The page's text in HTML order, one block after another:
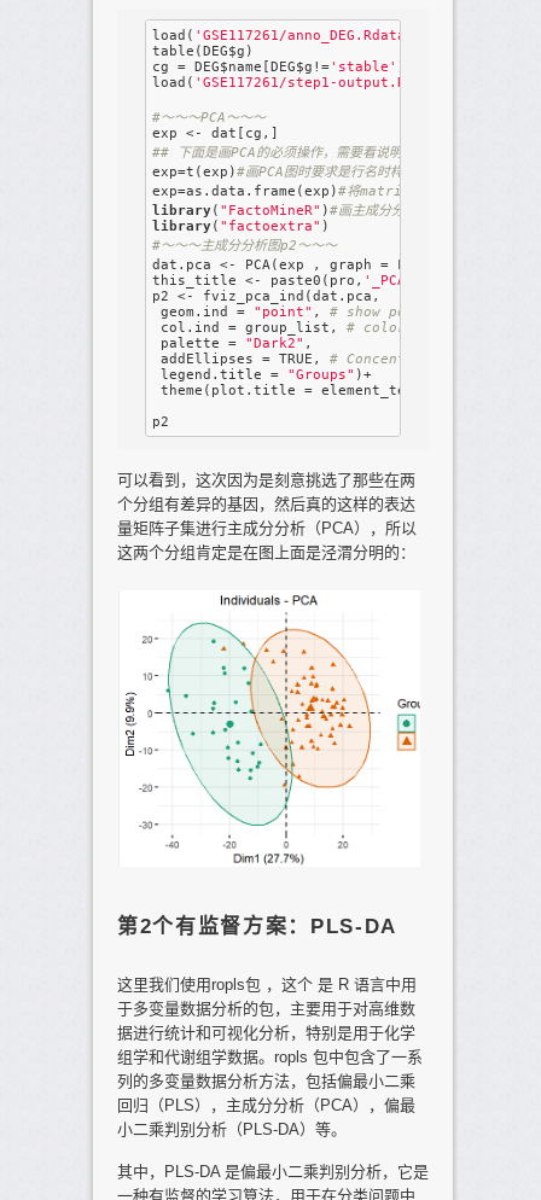
load( 'GSE117261/anno_DEG.Rdata'
table(DEG$g)
cg = DEG$name[DEG$g!='stable' ]
load( 'GSE117261/step1-output.Rdata'
#～～～PCA～～～
## 下面是画PCA的必须操作，需要看说明书。
exp=t(exp)#画PCA图时要求是行名时样本名，列名时探针名
exp=as.data.frame(exp)#将matrix转换为
library( "FactoMineR" )#画主成分分析图需要加载这两个包
library( "factoextra"
#～～～主成分分析图p2～～～
dat.pca <- PCA(exp , graph = FALSE
this_title <- paste0(pro, '_PCA'
p2 <- fviz_pca_ind(dat.pca,
geom.ind = "point" , # show points only
col.ind = group_list, # color by groups
palette = "Dark2" ,
addEllipses = TRUE , # Concentration ellipses
legend.title = "Groups" )+
theme(plot.title = element_text(size=
可以看到，这次因为是刻意挑选了那些在两
个分组有差异的基因，然后真的这样的表达
量矩阵子集进行主成分分析（PCA），所以
这两个分组肯定是在图上面是泾渭分明的：
第2个有监督方案：PLS-DA
这里我们使用ropls包 ，这个 是 R 语言中用
于多变量数据分析的包，主要用于对高维数
据进行统计和可视化分析，特别是用于化学
组学和代谢组学数据。ropls 包中包含了一系
列的多变量数据分析方法，包括偏最小二乘
回归（PLS），主成分分析（PCA），偏最
小二乘判别分析（PLS-DA）等。
其中，PLS-DA 是偏最小二乘判别分析，它是
一种有监督的学习算法，用于在分类问题中